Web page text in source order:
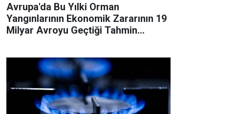
Avrupa'da Bu Yılki Orman
Yangınlarının Ekonomik Zararının 19
Milyar Avroyu Geçtiği Tahmin